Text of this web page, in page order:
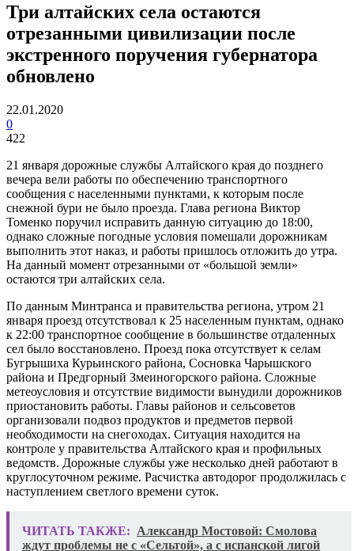
Три алтайских села остаются
отрезанными цивилизации после
экстренного поручения губернатора
обновлено
22.01.2020
0
422
21 января дорожные службы Алтайского края до позднего
вечера вели работы по обеспечению транспортного
сообщения с населенными пунктами, к которым после
снежной бури не было проезда. Глава региона Виктор
Томенко поручил исправить данную ситуацию до 18:00,
однако сложные погодные условия помешали дорожникам
выполнить этот наказ, и работы пришлось отложить до утра.
На данный момент отрезанными от «большой земли»
остаются три алтайских села.
По данным Минтранса и правительства региона, утром 21
января проезд отсутствовал к 25 населенным пунктам, однако
к 22:00 транспортное сообщение в большинстве отдаленных
сел было восстановлено. Проезд пока отсутствует к селам
Бугрышиха Курьинского района, Сосновка Чарышского
района и Предгорный Змеиногорского района. Сложные
метеоусловия и отсутствие видимости вынудили дорожников
приостановить работы. Главы районов и сельсоветов
организовали подвоз продуктов и предметов первой
необходимости на снегоходах. Ситуация находится на
контроле у правительства Алтайского края и профильных
ведомств. Дорожные службы уже несколько дней работают в
круглосуточном режиме. Расчистка автодорог продолжилась с
наступлением светлого времени суток.
ЧИТАТЬ ТАКЖЕ: Александр Мостовой: Смолова
ждут проблемы не с «Сельтой», а с испанской лигой